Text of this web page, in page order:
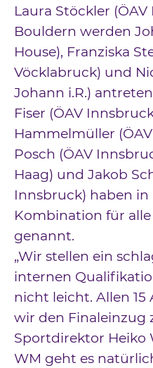
Laura Stöckler
Bouldern werden
House), Franziska
Vöcklabruck) und
Johann i.R.)
Fiser (ÖAV
Hammelmüller
Posch (ÖAV
Haag) und Jakob
Innsbruck) haben
Kombination für
genannt.
„Wir stellen ein
internen
nicht leicht. Allen
wir den Finaleinzug
Sportdirektor Heiko
WM geht es